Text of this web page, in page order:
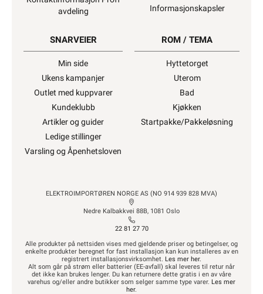
avdeling
Informasjonskapsler
SNARVEIER
Min side
Ukens kampanjer
Outlet med kuppvarer
Kundeklubb
Artikler og guider
Ledige stillinger
Varsling og Åpenhetsloven
ROM / TEMA
Hyttetorget
Uterom
Bad
Kjøkken
Startpakke/Pakkeløsning
ELEKTROIMPORTØREN NORGE AS (NO 914 939 828 MVA)
Nedre Kalbakkvei 88B, 1081 Oslo
22 81 27 70
Alle produkter på nettsiden vises med gjeldende priser og betingelser, og
enkelte produkter beregnet for fast installasjon kan kun installeres av en
registrert installasjonsvirksomhet. Les mer her.
Alt som går på strøm eller batterier (EE-avfall) skal leveres til retur når
det ikke kan brukes lenger. Du kan returnere dette gratis i en av våre
varehus og/eller andre butikker som selger samme type varer. Les mer
her.